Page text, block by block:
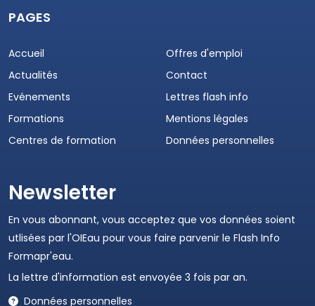
PAGES
Accueil
Actualités
Evénements
Formations
Centres de formation
Offres d'emploi
Contact
Lettres flash info
Mentions légales
Données personnelles
Newsletter
En vous abonnant, vous acceptez que vos données soient
utlisées par l'OIEau pour vous faire parvenir le Flash Info
Formapr'eau.
La lettre d'information est envoyée 3 fois par an.
Données personnelles